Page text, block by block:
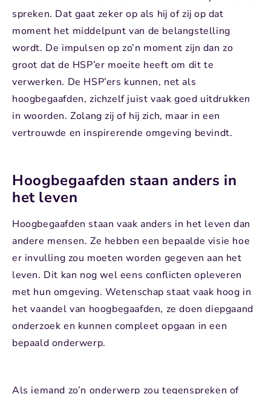
spreken. Dat gaat zeker op als hij of zij op dat
moment het middelpunt van de belangstelling
wordt. De impulsen op zo’n moment zijn dan zo
groot dat de HSP’er moeite heeft om dit te
verwerken. De HSP’ers kunnen, net als
hoogbegaafden, zichzelf juist vaak goed uitdrukken
in woorden. Zolang zij of hij zich, maar in een
vertrouwde en inspirerende omgeving bevindt.
Hoogbegaafden staan anders in
het leven
Hoogbegaafden staan vaak anders in het leven dan
andere mensen. Ze hebben een bepaalde visie hoe
er invulling zou moeten worden gegeven aan het
leven. Dit kan nog wel eens conflicten opleveren
met hun omgeving. Wetenschap staat vaak hoog in
het vaandel van hoogbegaafden, ze doen diepgaand
onderzoek en kunnen compleet opgaan in een
bepaald onderwerp.
Als iemand zo’n onderwerp zou tegenspreken of